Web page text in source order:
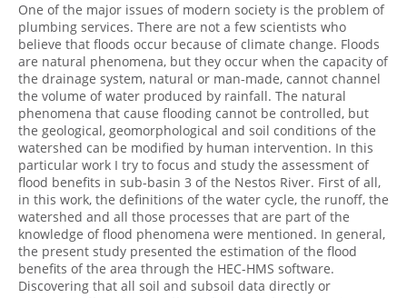
One of the major issues of modern society is the problem of
plumbing services. There are not a few scientists who
believe that floods occur because of climate change. Floods
are natural phenomena, but they occur when the capacity of
the drainage system, natural or man-made, cannot channel
the volume of water produced by rainfall. The natural
phenomena that cause flooding cannot be controlled, but
the geological, geomorphological and soil conditions of the
watershed can be modified by human intervention. In this
particular work I try to focus and study the assessment of
flood benefits in sub-basin 3 of the Nestos River. First of all,
in this work, the definitions of the water cycle, the runoff, the
watershed and all those processes that are part of the
knowledge of flood phenomena were mentioned. In general,
the present study presented the estimation of the flood
benefits of the area through the HEC-HMS software.
Discovering that all soil and subsoil data directly or